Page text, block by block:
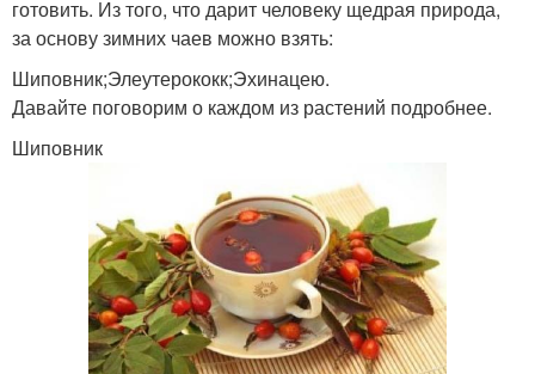
готовить. Из того, что дарит человеку щедрая природа,
за основу зимних чаев можно взять:
Шиповник;Элеутерококк;Эхинацею.
Давайте поговорим о каждом из растений подробнее.
Шиповник